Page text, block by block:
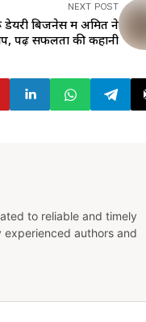
NEXT POST
बिजनेस में अमित ने
पढ़ें सफलता की कहानी
to reliable and timely
authors and